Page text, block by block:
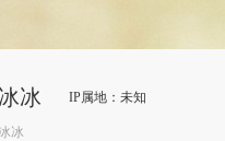
冰冰 IP属地：未知
冰冰